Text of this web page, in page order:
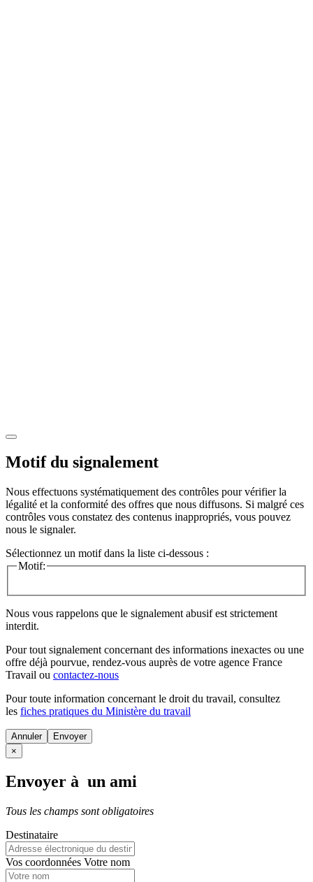
Motif du signalement
Nous effectuons systématiquement des contrôles pour vérifier la
légalité et la conformité des offres que nous diffusons. Si malgré ces
contrôles vous constatez des contenus inappropriés, vous pouvez
nous le signaler.
Sélectionnez un motif dans la liste ci-dessous :
Motif:
Nous vous rappelons que le signalement abusif est strictement
interdit.
Pour tout signalement concernant des informations inexactes ou une
offre déjà pourvue, rendez-vous auprès de votre agence France
Travail ou contactez-nous
Pour toute information concernant le droit du travail, consultez
les fiches pratiques du Ministère du travail
Annuler
×
Envoyer à un ami
Tous les champs sont obligatoires
Destinataire
Vos coordonnées Votre nom